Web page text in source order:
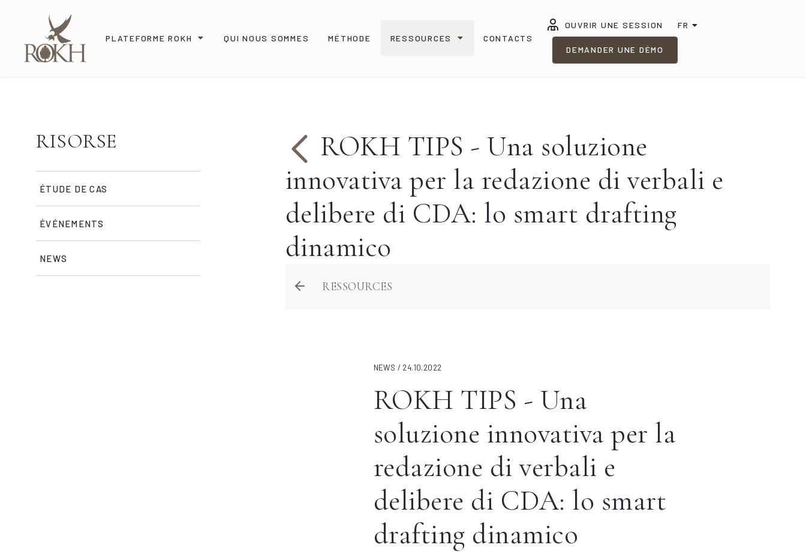
PLATEFORME ROKH QUI NOUS SOMMES MÉTHODE RESSOURCES CONTACTS
OUVRIR UNE SESSION FR
DEMANDER UNE DÉMO
RISORSE
ÉTUDE DE CAS
ÉVÉNEMENTS
NEWS
ROKH TIPS - Una soluzione
innovativa per la redazione di verbali e
delibere di CDA: lo smart drafting
dinamico
RESSOURCES
NEWS / 24.10.2022
ROKH TIPS - Una
soluzione innovativa per la
redazione di verbali e
delibere di CDA: lo smart
drafting dinamico